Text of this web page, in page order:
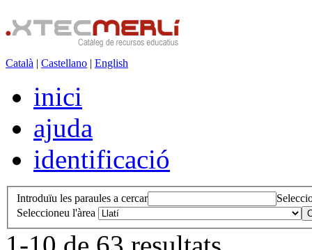
Català | Castellano | English
inici
ajuda
identificació
Introduïu les paraules a cercar
Seleccioneu l'àrea